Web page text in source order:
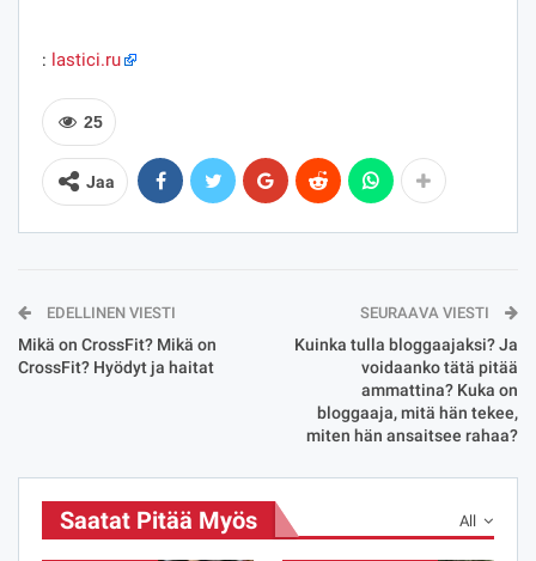
: lastici.ru
25
Jaa
EDELLINEN VIESTI
Mikä on CrossFit? Mikä on
CrossFit? Hyödyt ja haitat
SEURAAVA VIESTI
Kuinka tulla bloggaajaksi? Ja
voidaanko tätä pitää
ammattina? Kuka on
bloggaaja, mitä hän tekee,
miten hän ansaitsee rahaa?
All
Saatat Pitää Myös